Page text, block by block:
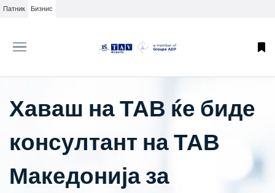
Патник Бизнис
Хаваш на ТАВ ќе биде
консултант на ТАВ
Македонија за